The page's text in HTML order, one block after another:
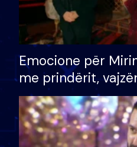
Emocione për
me prindërit,
bashkëshorten:
divorci apo jo?